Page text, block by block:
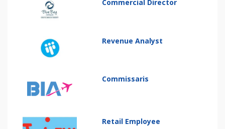
Commercial Director
Revenue Analyst
Commissaris
Retail Employee